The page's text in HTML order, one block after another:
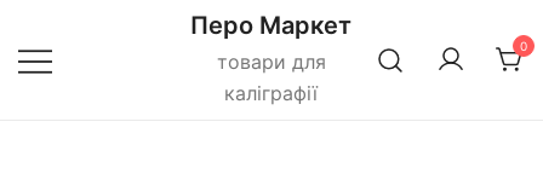
до
вмісту
Перо Маркет
товари для
каліграфії
0